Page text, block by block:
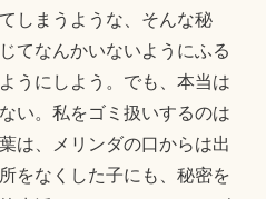
しまうような、そんな秘
てなんかいないようにふる
うにしよう。でも、本当は
い。私をゴミ扱いするのは
は、メリンダの口からは出
をなくした子にも、秘密を